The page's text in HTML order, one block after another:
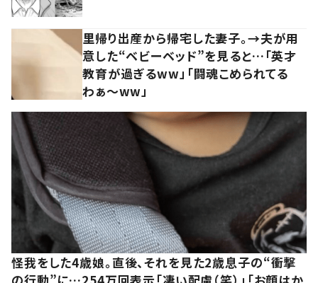
里帰り出産から帰宅した妻子。→夫が用
意した“ベビーベッド”を見ると…「英才
教育が過ぎるww」「闘魂こめられてる
わぁ～ww」
怪我をした4歳娘。直後、それを見た2歳息子の“衝撃